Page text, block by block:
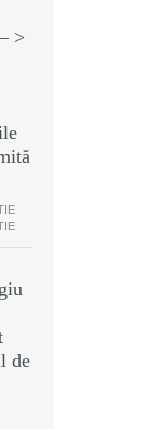
>
de